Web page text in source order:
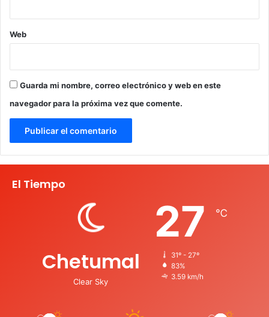
Web
Guarda mi nombre, correo electrónico y web en este
navegador para la próxima vez que comente.
El Tiempo
Chetumal
Clear Sky
27 ℃
31º - 27º
83%
3.59 km/h